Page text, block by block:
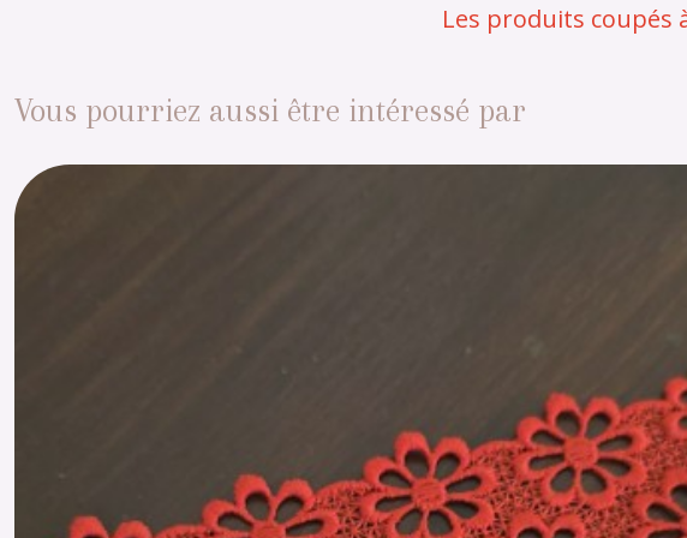
Les produits coupés
Vous pourriez aussi être intéressé par